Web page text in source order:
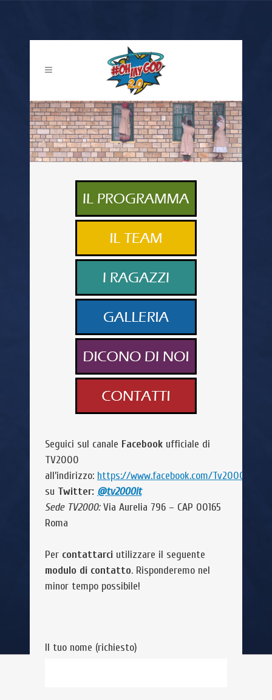
Seguici sul canale Facebook ufficiale di
TV2000
all’indirizzo: https://www.facebook.com/Tv2000it/
su Twitter: @tv2000it
Sede TV2000:Via Aurelia 796 – CAP 00165
Roma
Per contattarci utilizzare il seguente
modulo di contatto. Risponderemo nel
minor tempo possibile!
Il tuo nome (richiesto)